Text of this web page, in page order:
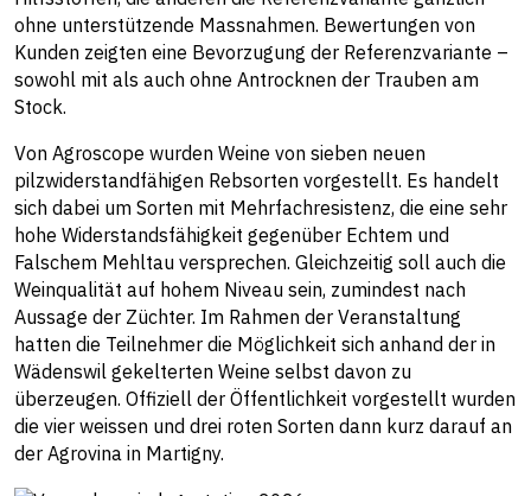
ohne unterstützende Massnahmen. Bewertungen von
Kunden zeigten eine Bevorzugung der Referenzvariante –
sowohl mit als auch ohne Antrocknen der Trauben am
Stock.
Von Agroscope wurden Weine von sieben neuen
pilzwiderstandfähigen Rebsorten vorgestellt. Es handelt
sich dabei um Sorten mit Mehrfachresistenz, die eine sehr
hohe Widerstandsfähigkeit gegenüber Echtem und
Falschem Mehltau versprechen. Gleichzeitig soll auch die
Weinqualität auf hohem Niveau sein, zumindest nach
Aussage der Züchter. Im Rahmen der Veranstaltung
hatten die Teilnehmer die Möglichkeit sich anhand der in
Wädenswil gekelterten Weine selbst davon zu
überzeugen. Offiziell der Öffentlichkeit vorgestellt wurden
die vier weissen und drei roten Sorten dann kurz darauf an
der Agrovina in Martigny.